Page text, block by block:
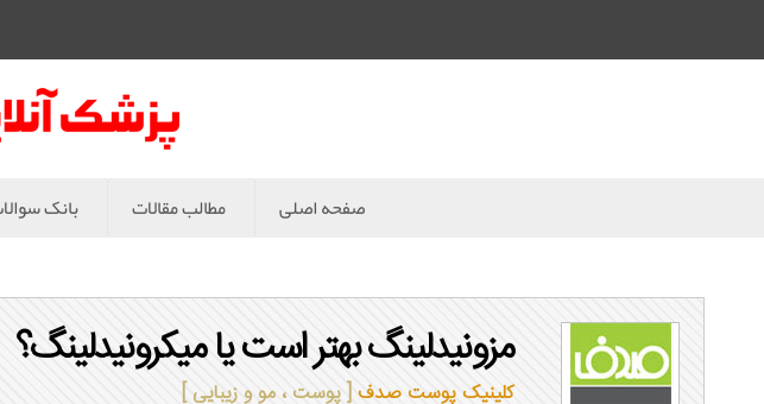
صفحه اصلی مطالب مقالات بانک
مزونیدلینگ بهتر است یا میکرونیدلینگ؟
کلینیک پوست صدف [ پوست ، مو و زیبایی ]